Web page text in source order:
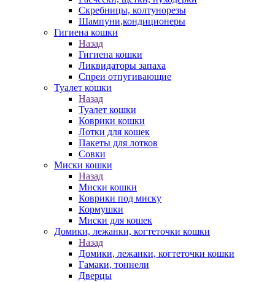
Скребницы, колтунорезы
Шампуни,кондиционеры
Гигиена кошки
Назад
Гигиена кошки
Ликвидаторы запаха
Спреи отпугивающие
Туалет кошки
Назад
Туалет кошки
Коврики кошки
Лотки для кошек
Пакеты для лотков
Совки
Миски кошки
Назад
Миски кошки
Коврики под миску
Кормушки
Миски для кошек
Домики, лежанки, когтеточки кошки
Назад
Домики, лежанки, когтеточки кошки
Гамаки, тоннели
Дверцы